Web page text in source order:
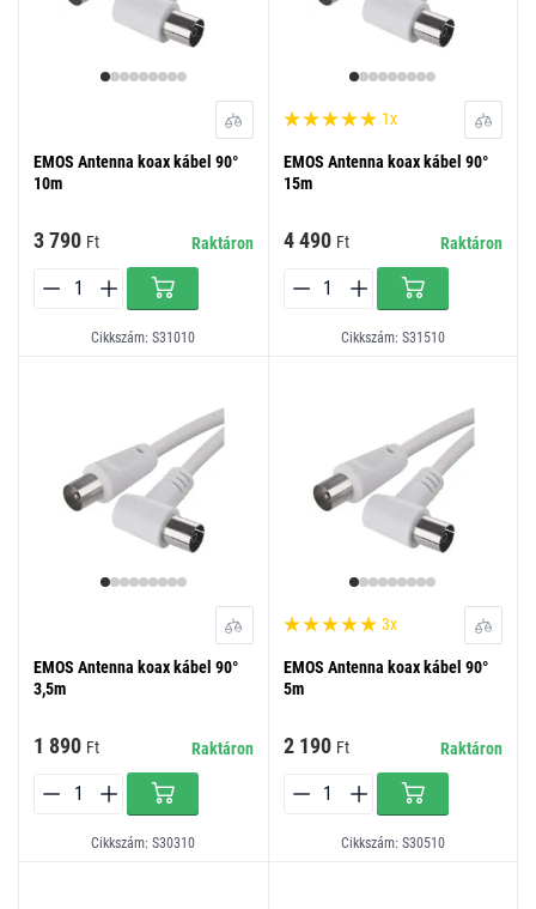
EMOS Antenna koax kábel 90°
10m
3 790 Ft Raktáron
Cikkszám: S31010
1x
EMOS Antenna koax kábel 90°
15m
4 490 Ft Raktáron
Cikkszám: S31510
EMOS Antenna koax kábel 90°
3,5m
1 890 Ft Raktáron
Cikkszám: S30310
3x
EMOS Antenna koax kábel 90°
5m
2 190 Ft Raktáron
Cikkszám: S30510